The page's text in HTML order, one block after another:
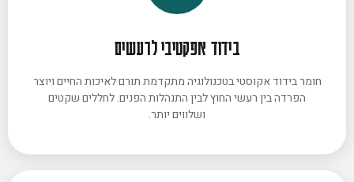
בידוד אפקטיבי לרעשים
חומר בידוד אקוסטי בטכנולוגיה מתקדמת תורם לאיכות החיים ויוצר
הפרדה בין רעשי החוץ לבין התנהלות הפנים. לחללים שקטים
ושלווים יותר.